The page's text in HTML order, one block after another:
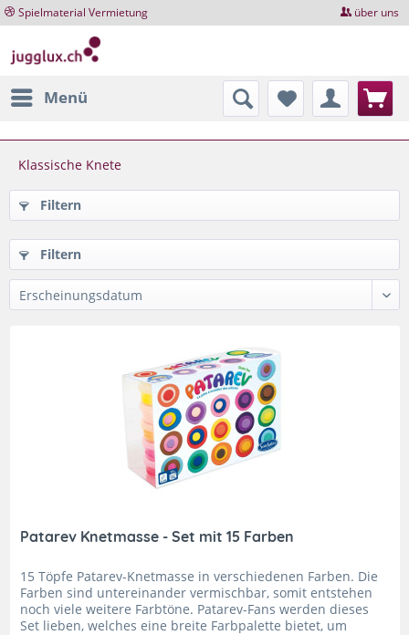
Spielmaterial Vermietung über uns
Menü
Klassische Knete
Filtern
Filtern
Patarev Knetmasse - Set mit 15 Farben
15 Töpfe Patarev-Knetmasse in verschiedenen Farben. Die
Farben sind untereinander vermischbar, somit entstehen
noch viele weitere Farbtöne. Patarev-Fans werden dieses
Set lieben, welches eine breite Farbpalette bietet, um